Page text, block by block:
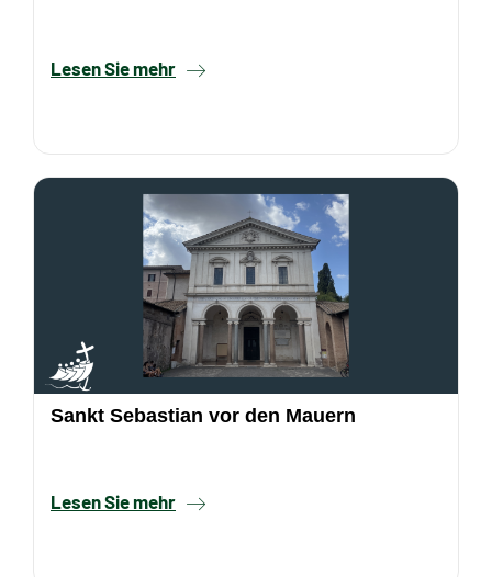
Lesen Sie mehr
Sankt Sebastian vor den Mauern
Lesen Sie mehr